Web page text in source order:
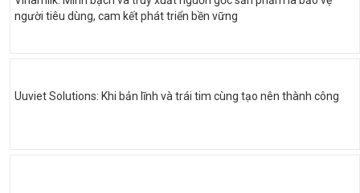
người tiêu dùng, cam kết phát triển bền vững
Uuviet Solutions: Khi bản lĩnh và trái tim cùng tạo nên thành công